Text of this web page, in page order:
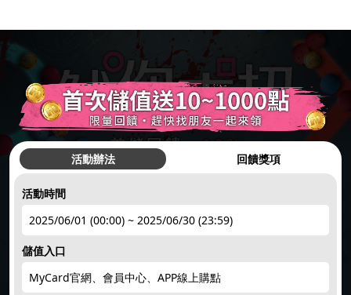
●
簽到禮1
hot hot
活動辦法 回饋獎項
活動時間
2025/06/01 (00:00) ~ 2025/06/30 (23:59)
儲值入口
MyCard官網、會員中心、APP線上購點